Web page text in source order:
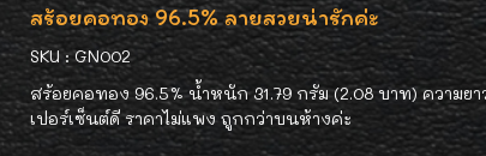
สร้อยคอทอง 96.5% ลายสวยน่ารักค่ะ
SKU : GN002
สร้อยคอทอง 96.5% น้ำหนัก 31.79 กรัม (2.08 บาท) ความ
เปอร์เซ็นต์ดี ราคาไม่แพง ถูกกว่าบนห้างค่ะ